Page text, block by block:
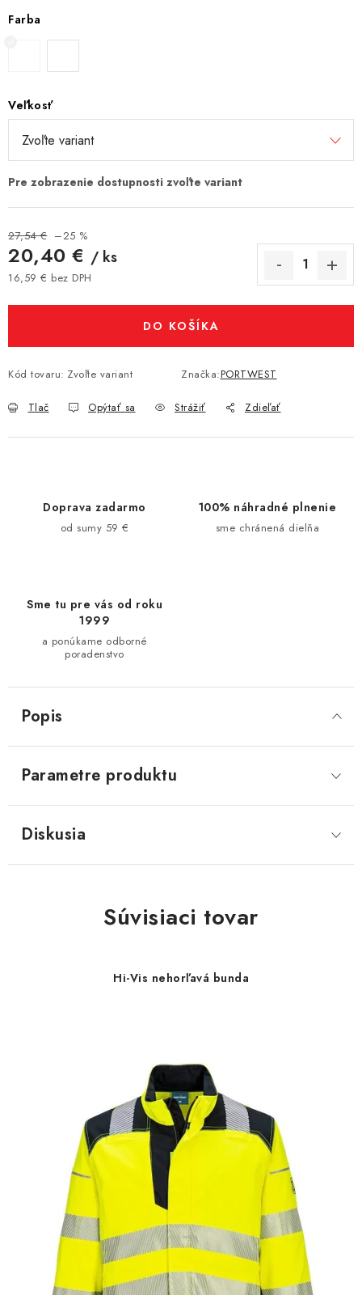
Farba
Veľkosť
27,54 € –25 %
20,40 € / ks
16,59 € bez DPH
DO KOŠÍKA
Kód tovaru: Zvoľte variant Značka:PORTWEST
Tlač Opýtať sa Strážiť Zdieľať
Doprava zadarmo
od sumy 59 €
100% náhradné plnenie
sme chránená dielňa
Sme tu pre vás od roku
1999
a ponúkame odborné
poradenstvo
Popis
Parametre produktu
Diskusia
Súvisiaci tovar
Hi-Vis nehorľavá bunda